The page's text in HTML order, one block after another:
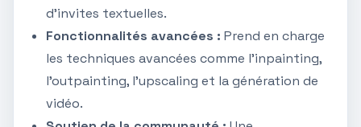
d'invites textuelles.
Fonctionnalités avancées : Prend en charge
les techniques avancées comme l'inpainting,
l'outpainting, l'upscaling et la génération de
vidéo.